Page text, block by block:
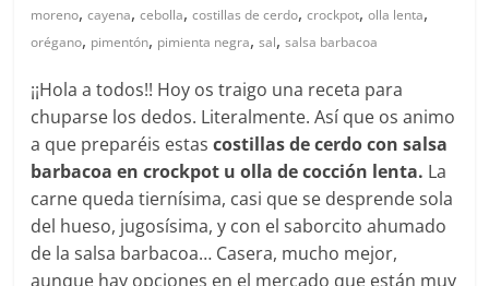
moreno,cayena,cebolla,costillas de cerdo,crockpot,olla lenta,
orégano, pimentón, pimienta negra,sal,salsa barbacoa
¡¡Hola a todos!! Hoy os traigo una receta para
chuparse los dedos. Literalmente. Así que os animo
a que preparéis estascostillas de cerdo con salsa
barbacoa en crockpot u olla de cocción lenta. La
carne queda tiernísima, casi que se desprende sola
del hueso, jugosísima, y con el saborcito ahumado
de la salsa barbacoa… Casera, mucho mejor,
aunque hay opciones en el mercado que están muy